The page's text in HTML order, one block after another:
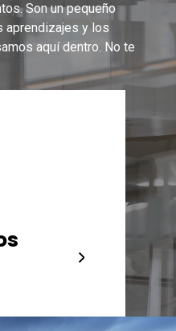
Son un pequeño
aprendizajes y los
aquí dentro. No te